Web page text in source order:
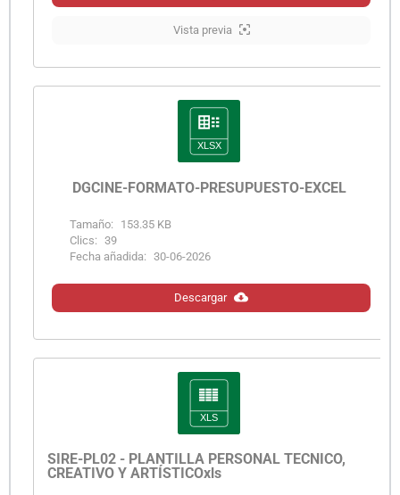
Vista previa
DGCINE-FORMATO-PRESUPUESTO-EXCEL
Tamaño:
153.35 KB
Clics: 39
Fecha añadida: 30-06-2026
Descargar
SIRE-PL02 - PLANTILLA PERSONAL TÉCNICO,
CREATIVO Y ARTÍSTICOxls